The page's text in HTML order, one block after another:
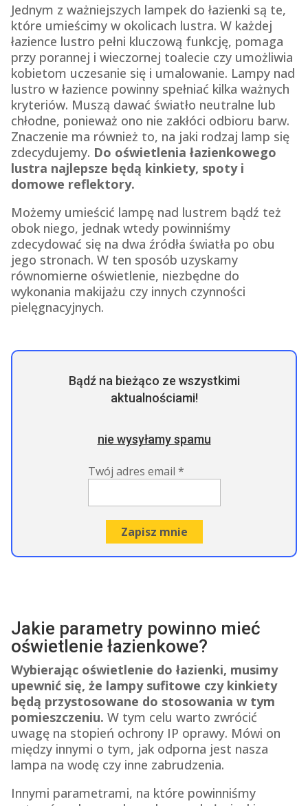
Jednym z ważniejszych lampek do łazienki są te,
które umieścimy w okolicach lustra. W każdej
łazience lustro pełni kluczową funkcję, pomaga
przy porannej i wieczornej toalecie czy umożliwia
kobietom uczesanie się i umalowanie. Lampy nad
lustro w łazience powinny spełniać kilka ważnych
kryteriów. Muszą dawać światło neutralne lub
chłodne, ponieważ ono nie zakłóci odbioru barw.
Znaczenie ma również to, na jaki rodzaj lamp się
zdecydujemy. Do oświetlenia łazienkowego
lustra najlepsze będą kinkiety, spoty i
domowe reflektory.
Możemy umieścić lampę nad lustrem bądź też
obok niego, jednak wtedy powinniśmy
zdecydować się na dwa źródła światła po obu
jego stronach. W ten sposób uzyskamy
równomierne oświetlenie, niezbędne do
wykonania makijażu czy innych czynności
pielęgnacyjnych.
Bądź na bieżąco ze wszystkimi
aktualnościami!
nie wysyłamy spamu
Twój adres email *
Jakie parametry powinno mieć
oświetlenie łazienkowe?
Wybierając oświetlenie do łazienki, musimy
upewnić się, że lampy sufitowe czy kinkiety
będą przystosowane do stosowania w tym
pomieszczeniu. W tym celu warto zwrócić
uwagę na stopień ochrony IP oprawy. Mówi on
między innymi o tym, jak odporna jest nasza
lampa na wodę czy inne zabrudzenia.
Innymi parametrami, na które powinniśmy